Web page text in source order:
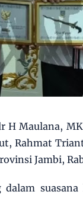
H Maulana,
Rahmat
Jambi,